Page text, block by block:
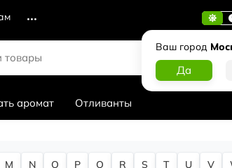
Ваш город
аромат Отливанты
M N O P Q R S T U V